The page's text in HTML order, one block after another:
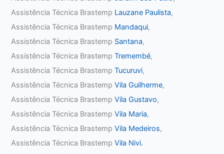
Assistência Técnica Brastemp Lauzane Paulista,
Assistência Técnica Brastemp Mandaqui,
Assistência Técnica Brastemp Santana,
Assistência Técnica BrastempTremembé,
Assistência Técnica BrastempTucuruvi,
Assistência Técnica BrastempVila Guilherme,
Assistência Técnica BrastempVila Gustavo,
Assistência Técnica BrastempVila Maria,
Assistência Técnica BrastempVila Medeiros,
Assistência Técnica BrastempVila Nivi.